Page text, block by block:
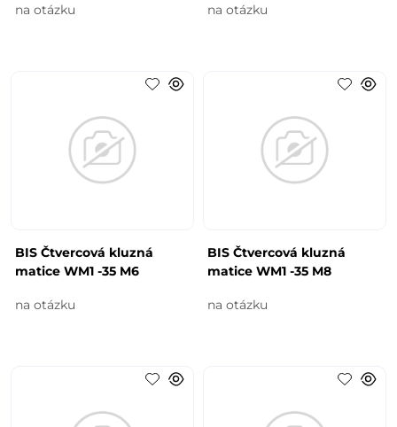
na otázku na otázku
BIS Čtvercová kluzná
matice WM1 -35 M6
na otázku
BIS Čtvercová kluzná
matice WM1 -35 M8
na otázku